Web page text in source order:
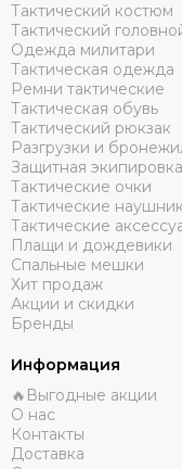
Тактический костюм
Тактический
Одежда милитари
Тактическая одежда
Ремни тактические
Тактическая обувь
Тактический рюкзак
Разгрузки и
Защитная экипировка
Тактические очки
Тактические
Тактические
Плащи и дождевики
Спальные мешки
Хит продаж
Акции и скидки
Бренды
Информация
🔥Выгодные акции
О нас
Контакты
Доставка